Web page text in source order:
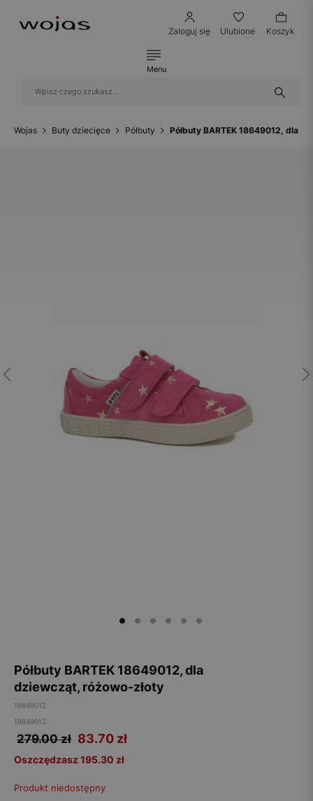
Zaloguj się Ulubione Koszyk
Menu
Wojas Buty dziecięce Półbuty Półbuty BARTEK 18649012, dla
Półbuty BARTEK 18649012, dla
dziewcząt, różowo-złoty
18649012
18649012
279.00 zł 83.70 zł
Oszczędzasz 195.30 zł
Produkt niedostępny